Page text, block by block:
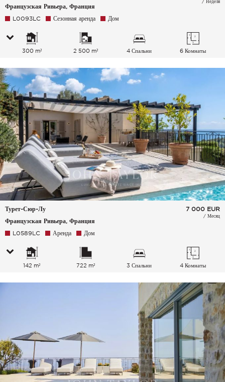
Французская Ривьера, Франция
/ Неделя
L0093LC Сезонная аренда Дом
300 m² 2 500 m² 4 Спальни 6 Комнаты
Турет-Сюр-Лу
Французская Ривьера, Франция
7 000 EUR
/ Месяц
L0589LC Аренда Дом
142 m² 722 m² 3 Спальни 4 Комнаты